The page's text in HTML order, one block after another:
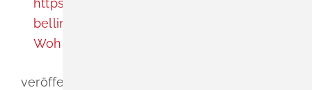
https://www.gemeinde-bad-
bellingen.de/de/Leben-Arbeiten/Bauen-
Wohnen/Flaechennutzungsplan
veröffentlicht.